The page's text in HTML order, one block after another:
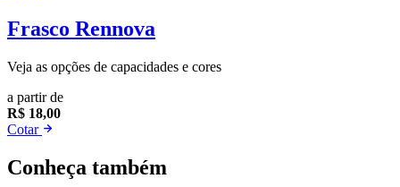
Frasco Rennova
Veja as opções de capacidades e cores
a partir de
R$ 18,00
Cotar
Conheça também